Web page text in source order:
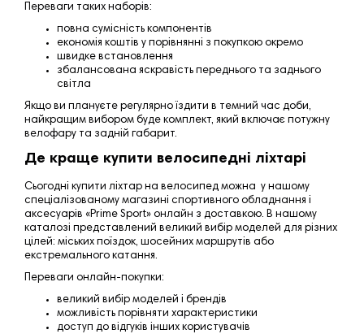
Переваги таких наборів:
повна сумісність компонентів
економія коштів у порівнянні з покупкою окремо
швидке встановлення
збалансована яскравість переднього та заднього
світла
Якщо ви плануєте регулярно їздити в темний час доби,
найкращим вибором буде комплект, який включає потужну
велофару та задній габарит.
Де краще купити велосипедні ліхтарі
Сьогодні купити ліхтар на велосипед можна у нашому
спеціалізованому магазині спортивного обладнання і
аксесуарів «Prime Sport» онлайн з доставкою. В нашому
каталозі представлений великий вибір моделей для різних
цілей: міських поїздок, шосейних маршрутів або
екстремального катання.
Переваги онлайн-покупки:
великий вибір моделей і брендів
можливість порівняти характеристики
доступ до відгуків інших користувачів